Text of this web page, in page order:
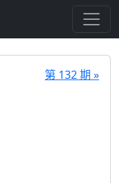
第 132 期 »